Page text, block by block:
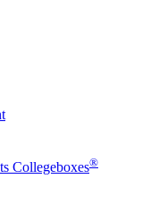
Collegeboxes®